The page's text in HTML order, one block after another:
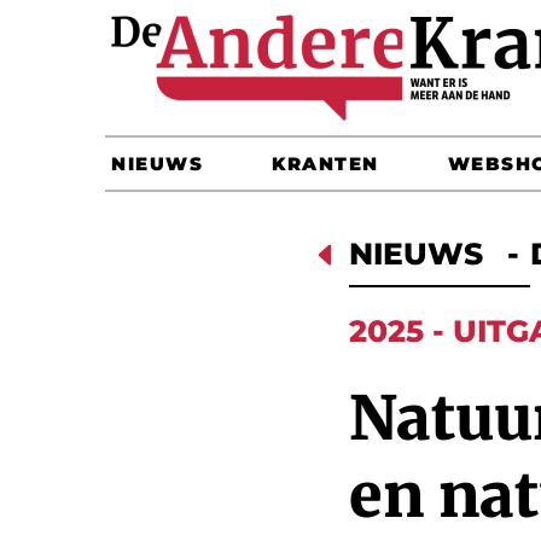
NIEUWS KRANTEN
D NIEUWS -
2025 -
en